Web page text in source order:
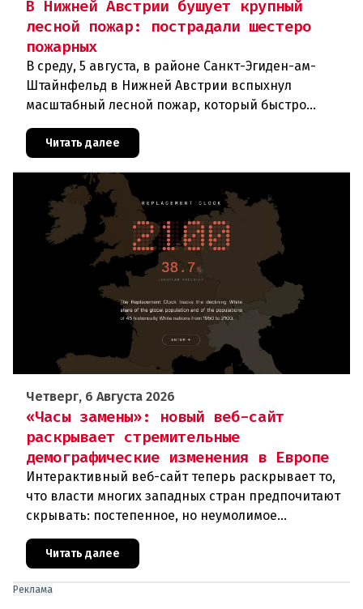
В Нижней Австрии бушует крупный
лесной пожар: пострадали шестеро
пожарных
В среду, 5 августа, в районе Санкт-Эгиден-ам-
Штайнфельд в Нижней Австрии вспыхнул
масштабный лесной пожар, который быстро
В ходе тушения пострадали шесте
Читать далее
Четверг, 6 Августа 2026
«Часы замены»: новый веб-сайт
раскрывает стремительные
демографические изменения в Европе
Интерактивный веб-сайт теперь раскрывает то,
что власти многих западных стран предпочитают
скрывать: постепенное, но неумолимое
сокращение численности населения
европейского происхождения. «Часы замен
Читать далее
Реклама